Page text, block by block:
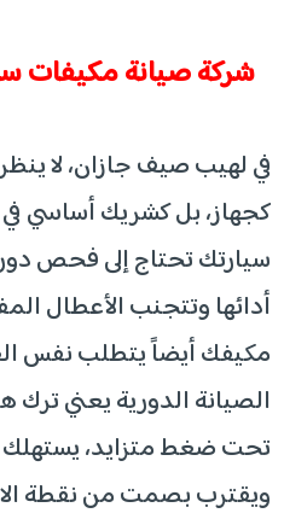
شركة صيانة مكيفات
في لهيب صيف جازان، لا
كجهاز، بل كشريك أساسي
سيارتك تحتاج إلى فحص
أدائها وتتجنب الأعطال
مكيفك أيضاً يتطلب نفس
الصيانة الدورية يعني
تحت ضغط متزايد، يستهلك
ويقترب بصمت من نقطة